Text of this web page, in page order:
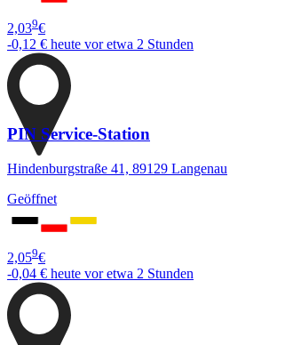
2,039€
-0,12 € heute vor etwa 2 Stunden
PIN Service-Station
Hindenburgstraße 41, 89129 Langenau
Geöffnet
2,059€
-0,04 € heute vor etwa 2 Stunden